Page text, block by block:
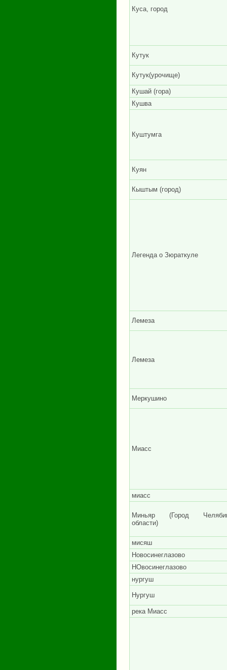
Куса, город
Кутук
Кутук(урочище)
Кушай (гора)
Кушва
Куштумга
Куян
Кыштым (город)
Легенда о Зюраткуле
Лемеза
Лемеза
Меркушино
Миасс
миасс
Миньяр (Город
области)
мисяш
Новосинеглазово
НОвосинеглазово
нургуш
Нургуш
река Миасс